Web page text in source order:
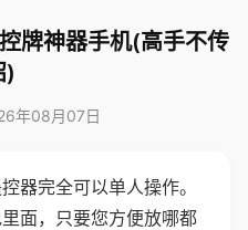
牌神器手机(高手不传
)
年08月07日
器完全可以单人操作。
面，只要您方便放哪都